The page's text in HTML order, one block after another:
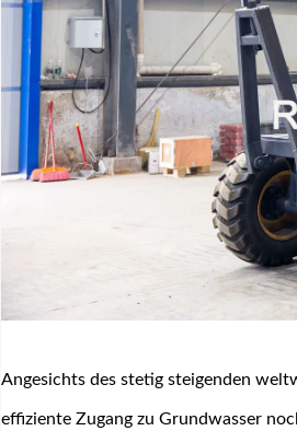
Angesichts des stetig steigenden
effiziente Zugang zu Grundwasser